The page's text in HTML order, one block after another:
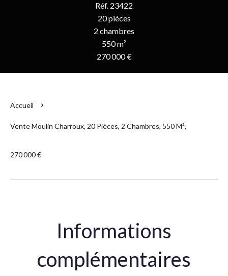
Réf. 23422
20 pièces
2 chambres
550 m²
270 000 €
Accueil
Vente Moulin Charroux, 20 Pièces, 2 Chambres, 550 M²,
270 000 €
Informations
complémentaires